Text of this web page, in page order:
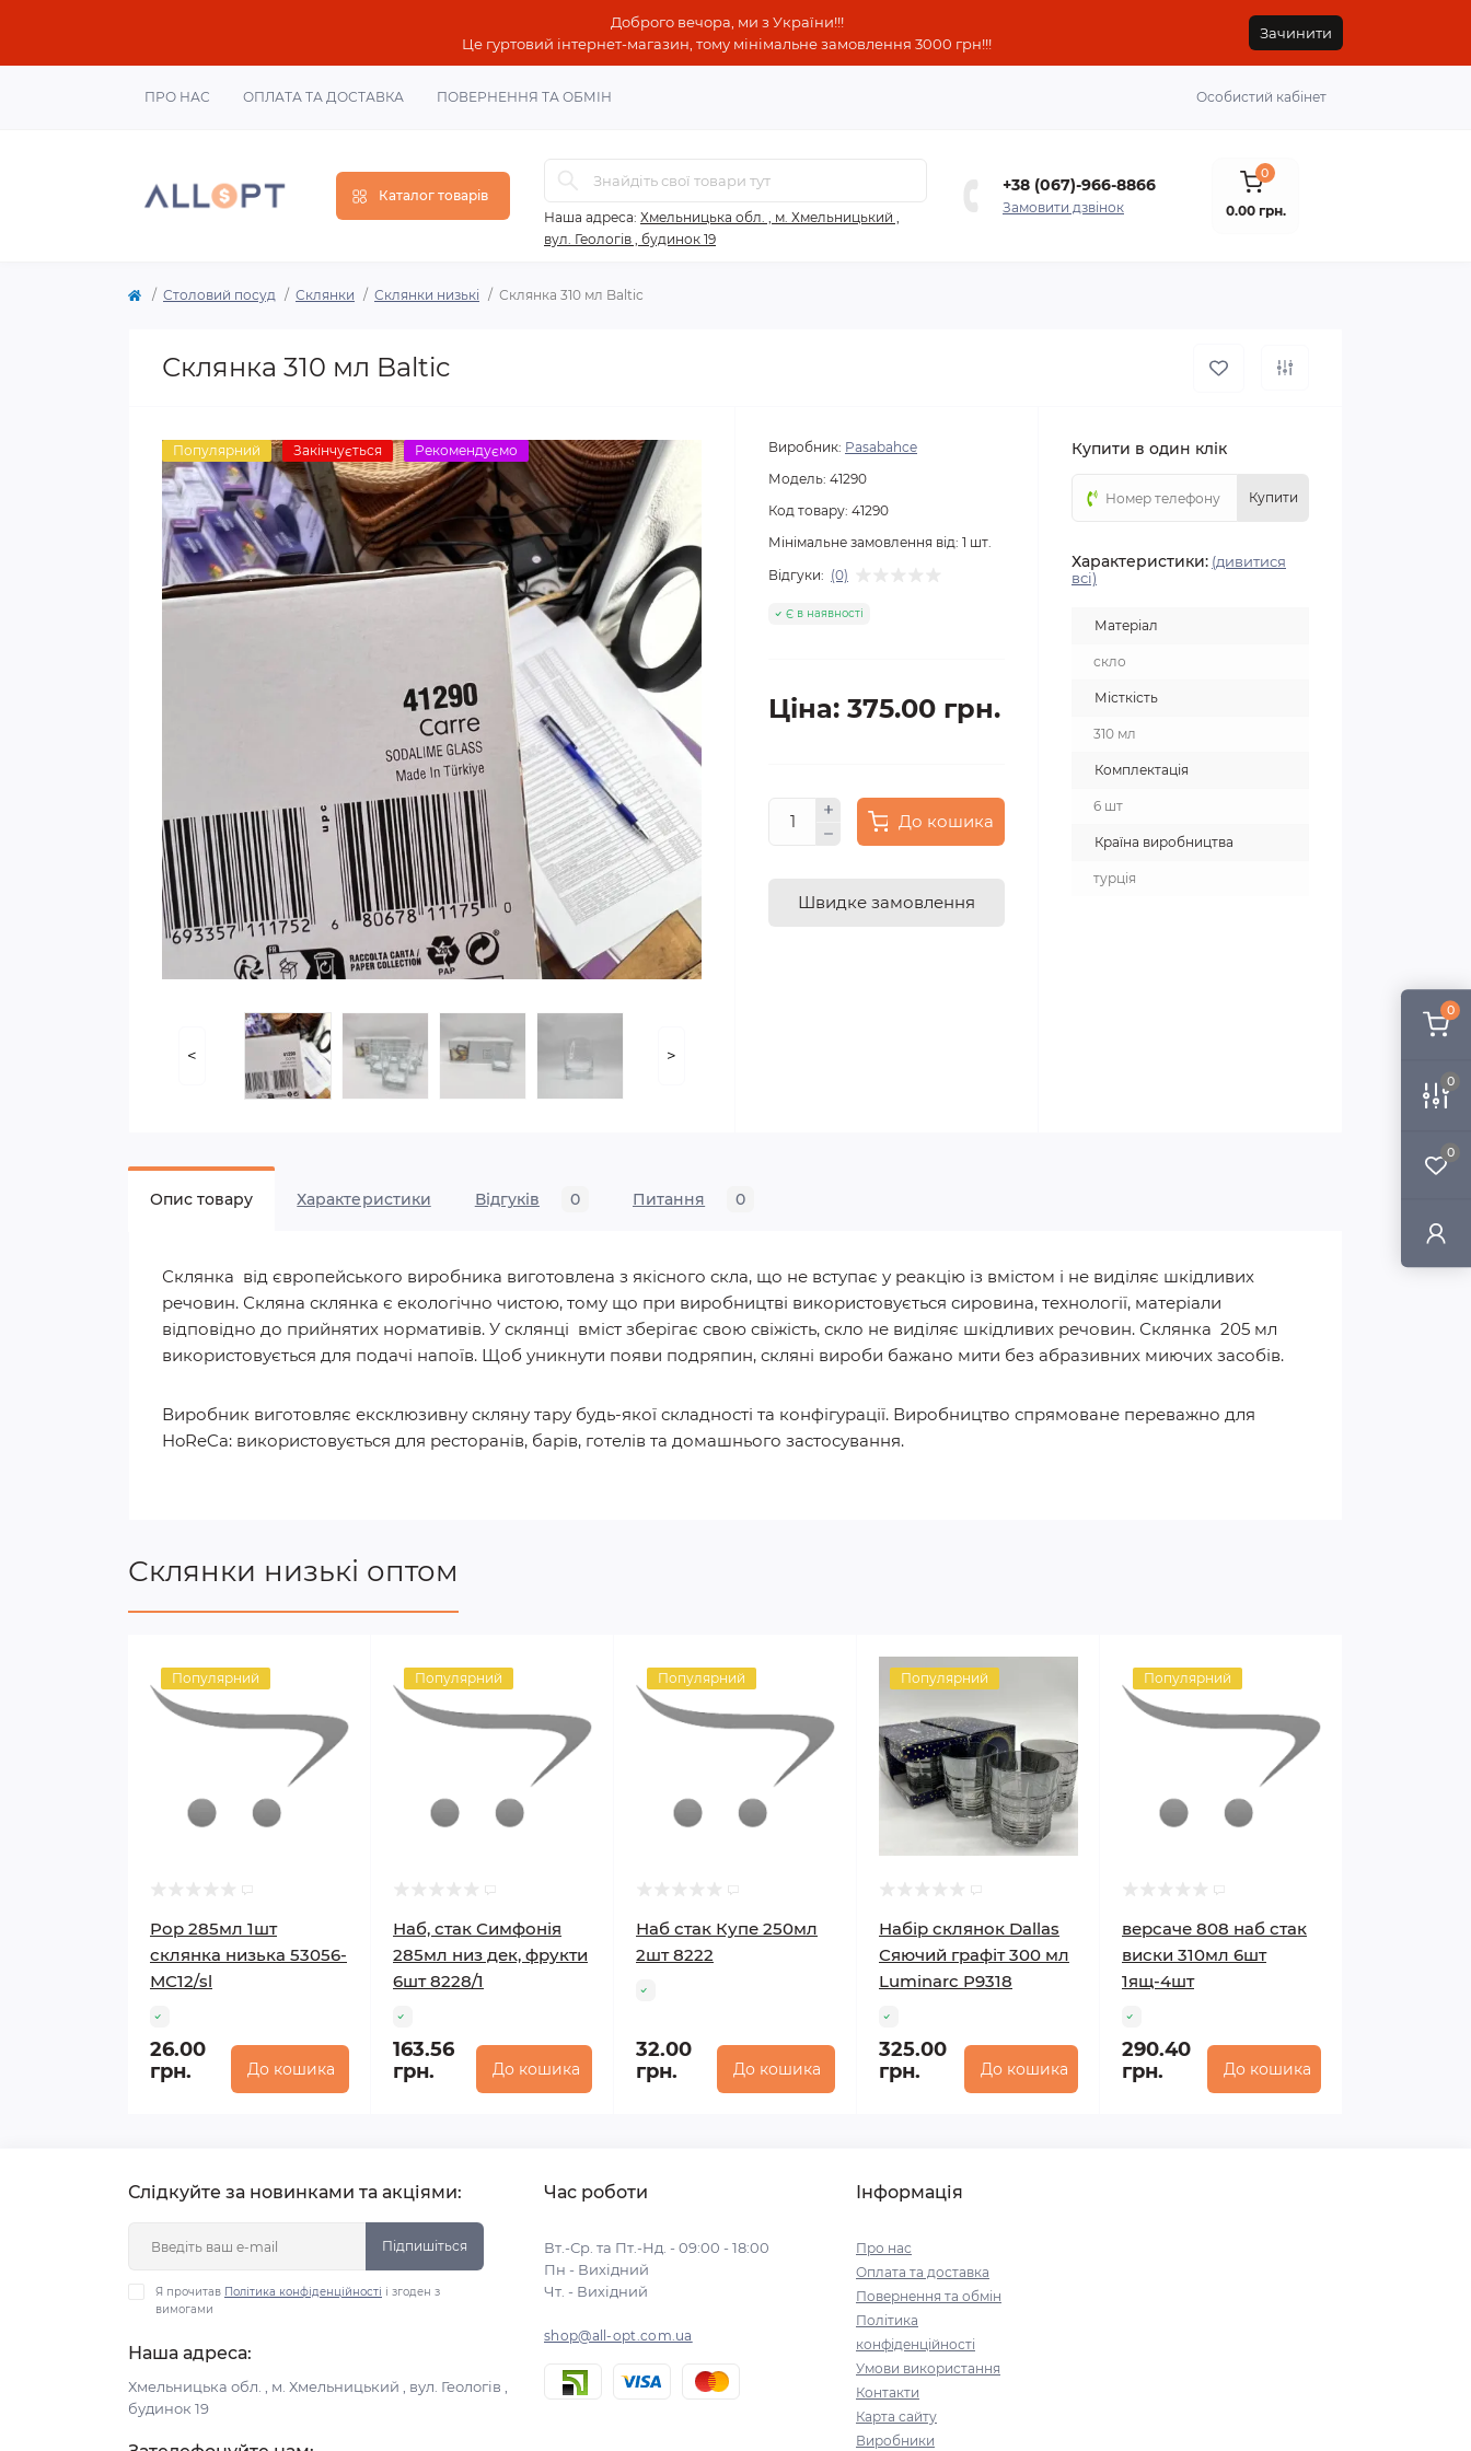
0
0
0
Доброго вечора, ми з України!!!
Це гуртовий інтернет-магазин, тому мінімальне замовлення 3000 грн!!!
Зачинити
ПРО НАС ОПЛАТА ТА ДОСТАВКА ПОВЕРНЕННЯ ТА ОБМІН Особистий кабінет
Каталог товарів
Наша адреса: Хмельницька обл. , м. Хмельницький ,
вул. Геологів , будинок 19
+38 (067)-966-8866
Замовити дзвінок
0
0.00 грн.
Столовий посуд Склянки Склянки низькі Склянка 310 мл Baltic
Склянка 310 мл Baltic
Популярний Закінчується Рекомендуємо
< >
Виробник: Pasabahce
Модель: 41290
Код товару: 41290
Мінімальне замовлення від: 1 шт.
Відгуки: (0)
Є в наявності
Ціна: 375.00 грн.
До кошика
Швидке замовлення
Купити в один клік
Купити
Характеристики: (дивитися
всі)
Матеріал
скло
Місткість
310 мл
Комплектація
6 шт
Країна виробництва
турція
Опис товару Характеристики Відгуків 0 Питання 0
Склянка від європейського виробника виготовлена з якісного скла, що не вступає у реакцію із вмістом і не виділяє шкідливих
речовин. Скляна склянка є екологічно чистою, тому що при виробництві використовується сировина, технології, матеріали
відповідно до прийнятих нормативів. У склянці вміст зберігає свою свіжість, скло не виділяє шкідливих речовин. Склянка 205 мл
використовується для подачі напоїв. Щоб уникнути появи подряпин, скляні вироби бажано мити без абразивних миючих засобів.
Виробник виготовляє ексклюзивну скляну тару будь-якої складності та конфігурації. Виробництво спрямоване переважно для
HoReCa: використовується для ресторанів, барів, готелів та домашнього застосування.
Склянки низькі оптом
Популярний
Pop 285мл 1шт
склянка низька 53056-
МС12/sl
26.00
грн.
До кошика
Популярний
Наб, стак Симфонія
285мл низ дек, фрукти
6шт 8228/1
163.56
грн.
До кошика
Популярний
Наб стак Купе 250мл
2шт 8222
32.00
грн.
До кошика
Популярний
Набір склянок Dallas
Сяючий графіт 300 мл
Luminarc P9318
325.00
грн.
До кошика
Популярний
версаче 808 наб стак
виски 310мл 6шт
1ящ-4шт
290.40
грн.
До кошика
Слідкуйте за новинками та акціями:
Підпишіться
Я прочитав Політика конфіденційності і згоден з
вимогами
Наша адреса:
Хмельницька обл. , м. Хмельницький , вул. Геологів ,
будинок 19
Час роботи
Вт.-Ср. та Пт.-Нд. - 09:00 - 18:00
Пн - Вихідний
Чт. - Вихідний
shop@all-opt.com.ua
Інформація
Про нас
Оплата та доставка
Повернення та обмін
Політика
конфіденційності
Умови використання
Контакти
Карта сайту
Виробники